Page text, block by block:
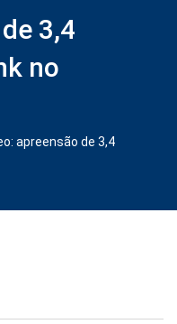
3,4
no
apreensão de 3,4